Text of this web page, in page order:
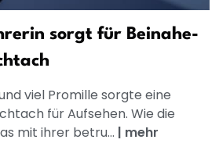
sorgt für Beinahe-
viel Promille sorgte eine
für Aufsehen. Wie die
mit ihrer betru... | mehr